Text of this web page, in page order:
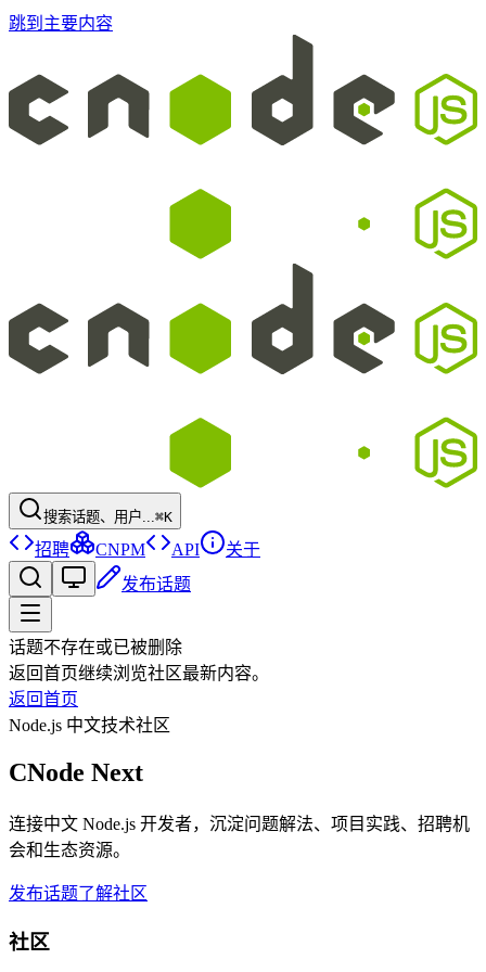
跳到主要内容
搜索话题、用户...⌘K
招聘 CNPM API
关于
发布话题
话题不存在或已被删除
返回首页继续浏览社区最新内容。
返回首页
Node.js 中文技术社区
CNode Next
连接中文 Node.js 开发者，沉淀问题解法、项目实践、招聘机
会和生态资源。
发布话题了解社区
社区